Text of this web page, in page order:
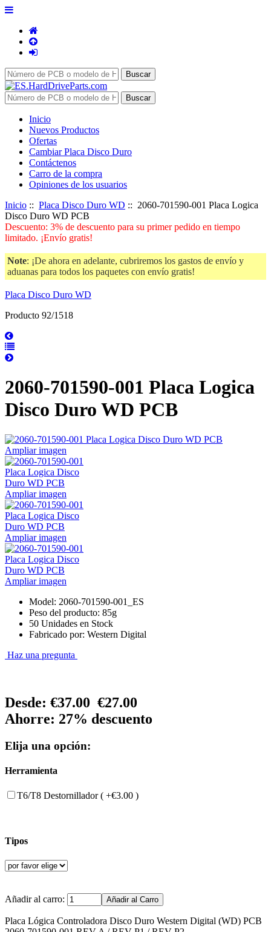
Inicio
Nuevos Productos
Ofertas
Cambiar Placa Disco Duro
Contáctenos
Carro de la compra
Opiniones de los usuarios
Inicio :: Placa Disco Duro WD :: 2060-701590-001 Placa Logica
Disco Duro WD PCB
Descuento: 3% de descuento para su primer pedido en tiempo
limitado. ¡Envío gratis!
Note: ¡De ahora en adelante, cubriremos los gastos de envío y
aduanas para todos los paquetes con envío gratis!
Placa Disco Duro WD
Producto 92/1518
2060-701590-001 Placa Logica
Disco Duro WD PCB
Ampliar imagen
Ampliar imagen
Ampliar imagen
Ampliar imagen
Model: 2060-701590-001_ES
Peso del producto: 85g
50 Unidades en Stock
Fabricado por: Western Digital
Haz una pregunta
Desde: €37.00 €27.00
Ahorre: 27% descuento
Elija una opción:
Herramienta
T6/T8 Destornillador ( +€3.00 )
Tipos
Añadir al carro:
Placa Lógica Controladora Disco Duro Western Digital (WD) PCB